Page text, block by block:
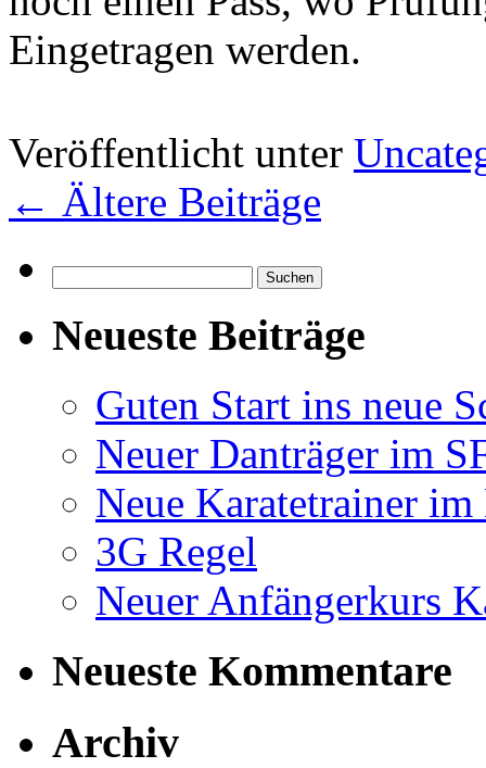
Eingetragen werden.
Veröffentlicht unter
← Ältere Beiträge
nach:
Neueste Beiträge
Guten Start ins neue
Neuer Danträger im
Neue Karatetrainer im
3G Regel
Neuer Anfängerkurs
Neueste Kommentare
Archiv